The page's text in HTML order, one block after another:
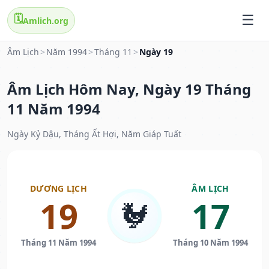
🗓️Amlich.org
Âm Lịch > Năm 1994>Tháng 11 > Ngày 19
Âm Lịch Hôm Nay, Ngày 19 Tháng
11 Năm 1994
Ngày Kỷ Dậu, Tháng Ất Hợi, Năm Giáp Tuất
DƯƠNG LỊCH
19
Tháng 11 Năm 1994
🐓
ÂM LỊCH
17
Tháng 10 Năm 1994